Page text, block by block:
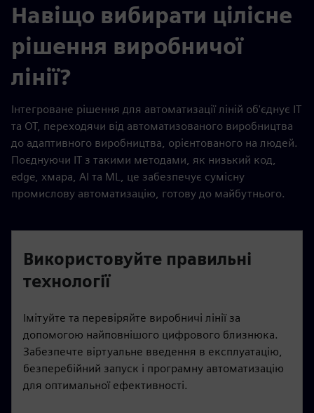
Навіщо вибирати цілісне
рішення виробничої
лінії?
Інтегроване рішення для автоматизації ліній об'єднує ІТ
та ОТ, переходячи від автоматизованого виробництва
до адаптивного виробництва, орієнтованого на людей.
Поєднуючи ІТ з такими методами, як низький код,
edge, хмара, AI та ML, це забезпечує сумісну
промислову автоматизацію, готову до майбутнього.
Використовуйте правильні
технології
Імітуйте та перевіряйте виробничі лінії за
допомогою найповнішого цифрового близнюка.
Забезпечте віртуальне введення в експлуатацію,
безперебійний запуск і програмну автоматизацію
для оптимальної ефективності.